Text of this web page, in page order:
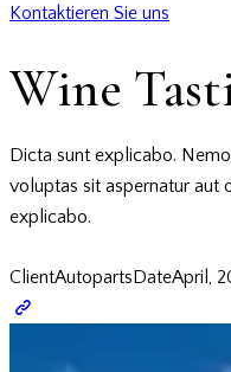
Kontaktieren Sie uns
Wine
Dicta sunt explicabo.
voluptas sit aspernatur aut
explicabo.
ClientAutopartsDateApril,